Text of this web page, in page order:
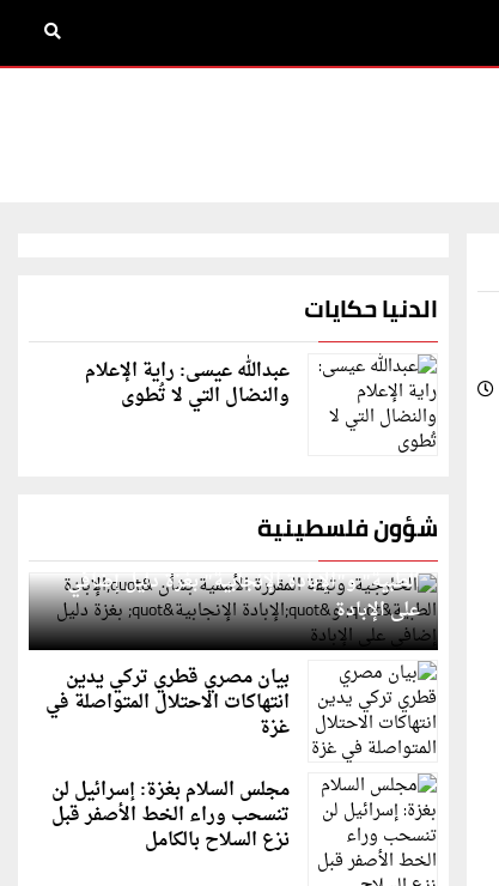
الدنيا حكايات
عبدالله عيسى: راية الإعلام
والنضال التي لا تُطوى
شؤون فلسطينية
الخارجية: وثيقة المقررة الأممية بشأن "الإبادة
الطبية" و"الإبادة الإنجابية" بغزة دليل إضافي
على الإبادة
بيان مصري قطري تركي يدين
انتهاكات الاحتلال المتواصلة في
غزة
مجلس السلام بغزة: إسرائيل لن
تنسحب وراء الخط الأصفر قبل
نزع السلاح بالكامل